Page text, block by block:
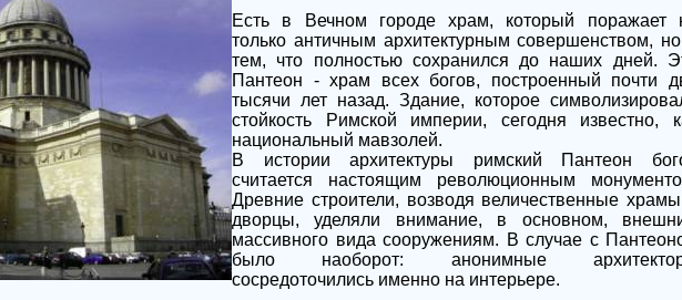
Есть в Вечном городе храм, который поражает
только античным архитектурным совершенством,
тем, что полностью сохранился до наших дней.
Пантеон - храм всех богов, построенный почти
тысячи лет назад. Здание, которое
стойкость Римской империи, сегодня известно,
национальный мавзолей.
В истории архитектуры римский Пантеон
считается настоящим революционным
Древние строители, возводя величественные
дворцы, уделяли внимание, в основном,
массивного вида сооружениям. В случае с
было наоборот: анонимные
сосредоточились именно на интерьере.